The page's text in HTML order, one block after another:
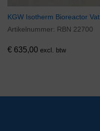
KGW Isotherm Bioreactor Vat
Artikelnummer: RBN 22700
€ 635,00 excl. btw